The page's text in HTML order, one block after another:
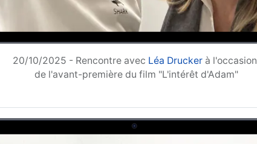
20/10/2025 - Rencontre avec Léa Drucker à l'occasion
de l'avant-première du film "L'intérêt d'Adam"